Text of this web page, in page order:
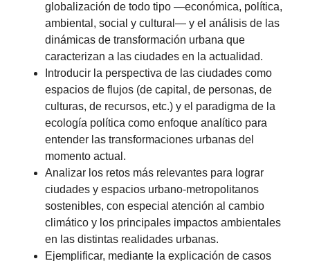
globalización de todo tipo —económica, política,
ambiental, social y cultural— y el análisis de las
dinámicas de transformación urbana que
caracterizan a las ciudades en la actualidad.
Introducir la perspectiva de las ciudades como
espacios de flujos (de capital, de personas, de
culturas, de recursos, etc.) y el paradigma de la
ecología política como enfoque analítico para
entender las transformaciones urbanas del
momento actual.
Analizar los retos más relevantes para lograr
ciudades y espacios urbano-metropolitanos
sostenibles, con especial atención al cambio
climático y los principales impactos ambientales
en las distintas realidades urbanas.
Ejemplificar, mediante la explicación de casos